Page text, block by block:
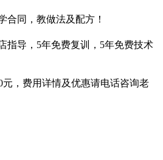
合同，教做法及配方！
指导，5年免费复训，5年免费技术
元，费用详情及优惠请电话咨询老